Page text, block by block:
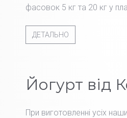
фасовок 5 кг та 20 кг у
ДЕТАЛЬНО
Йогурт від
При виготовленні усіх